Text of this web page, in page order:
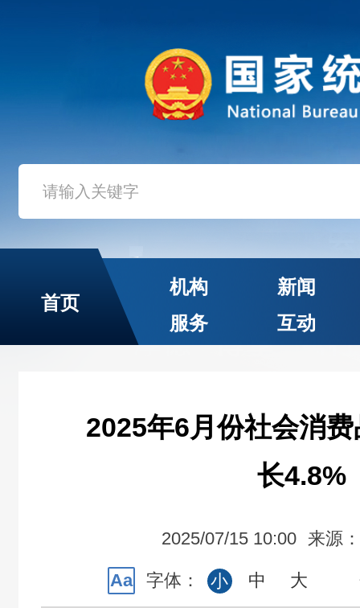
首页
机构
新闻
服务
互动
2025年6月份社会消
长4.8%
2025/07/15 10:00 来源
Aa 字体： 小 中 大